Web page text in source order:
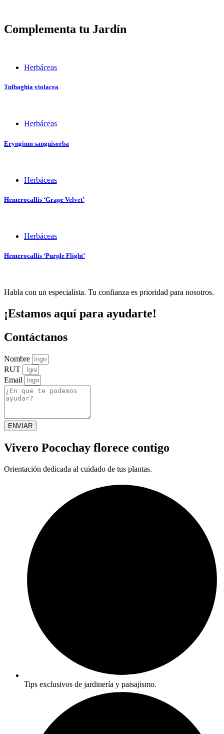
Complementa tu Jardín
Herbáceas
Tulbaghia violacea
Herbáceas
Eryngium sanguisorba
Herbáceas
Hemerocallis ‘Grape Velvet’
Herbáceas
Hemerocallis ‘Purple Flight’
Habla con un especialista. Tu confianza es prioridad para nosotros.
¡Estamos aquí para ayudarte!
Contáctanos
Nombre
RUT
Email
ENVIAR
Vivero Pocochay florece contigo
Orientación dedicada al cuidado de tus plantas.
Tips exclusivos de jardinería y paisajismo.